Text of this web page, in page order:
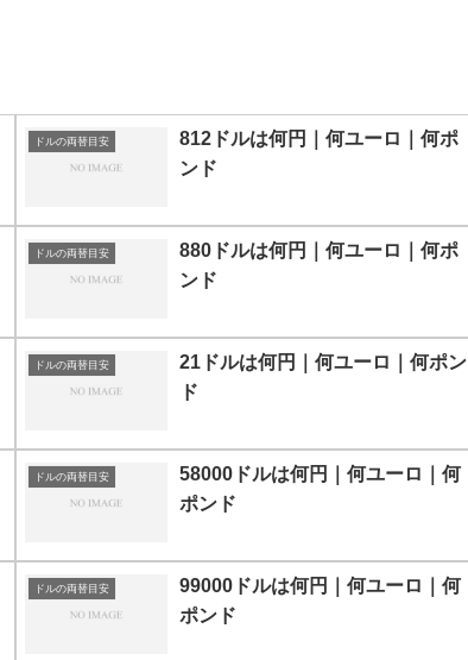
ドルの両替目安
812ドルは何円｜何ユーロ｜何ポ
ンド
ドルの両替目安
880ドルは何円｜何ユーロ｜何ポ
ンド
ドルの両替目安
21ドルは何円｜何ユーロ｜何ポン
ド
ドルの両替目安
58000ドルは何円｜何ユーロ｜何
ポンド
ドルの両替目安
99000ドルは何円｜何ユーロ｜何
ポンド